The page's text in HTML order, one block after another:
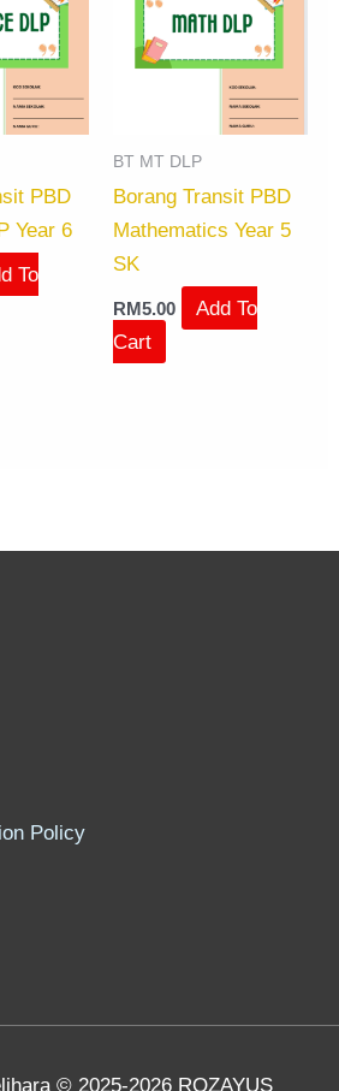
PBD
Year 6
To
BT MT DLP
Borang Transit PBD
Mathematics Year 5
SK
RM5.00
Add To
Cart
Policy
© 2025-2026 ROZAYUS